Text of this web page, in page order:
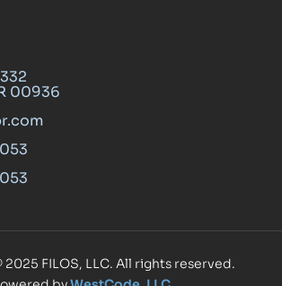
00936
FILOS, LLC. All rights reserved.